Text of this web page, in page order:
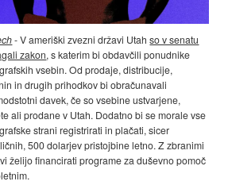
- V ameriški zvezni državi Utahso v senatu
zakon, s katerim bi obdavčili ponudnike
vsebin. Od prodaje, distribucije,
in drugih prihodkov bi obračunavali
davek, če so vsebine ustvarjene,
ali prodane v Utah. Dodatno bi se morale vse
strani registrirati in plačati, sicer
500 dolarjev pristojbine letno. Z zbranimi
želijo financirati programe za duševno pomoč